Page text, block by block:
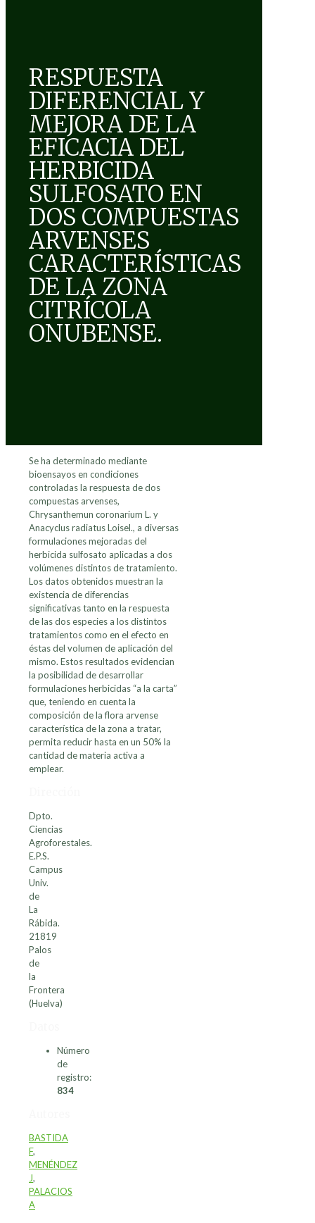
RESPUESTA
DIFERENCIAL Y
MEJORA DE LA
EFICACIA DEL
HERBICIDA
SULFOSATO EN
DOS COMPUESTAS
ARVENSES
CARACTERÍSTICAS
DE LA ZONA
CITRÍCOLA
ONUBENSE.
Se ha determinado mediante
bioensayos en condiciones
controladas la respuesta de dos
compuestas arvenses,
Chrysanthemun coronarium L. y
Anacyclus radiatus Loisel., a diversas
formulaciones mejoradas del
herbicida sulfosato aplicadas a dos
volúmenes distintos de tratamiento.
Los datos obtenidos muestran la
existencia de diferencias
significativas tanto en la respuesta
de las dos especies a los distintos
tratamientos como en el efecto en
éstas del volumen de aplicación del
mismo. Estos resultados evidencian
la posibilidad de desarrollar
formulaciones herbicidas “a la carta”
que, teniendo en cuenta la
composición de la flora arvense
característica de la zona a tratar,
permita reducir hasta en un 50% la
cantidad de materia activa a
emplear.
Dpto.
Ciencias
Agroforestales.
E.P.S.
Campus
Univ.
de
La
Rábida.
21819
Palos
de
la
Frontera
(Huelva)
Número
de
registro:
834
BASTIDA
F,
MENÉNDEZ
J,
PALACIOS
A